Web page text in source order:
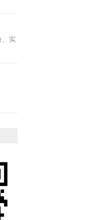
、实